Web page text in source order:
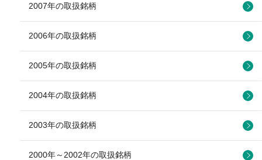
2007年の取扱銘柄
2006年の取扱銘柄
2005年の取扱銘柄
2004年の取扱銘柄
2003年の取扱銘柄
2000年～2002年の取扱銘柄